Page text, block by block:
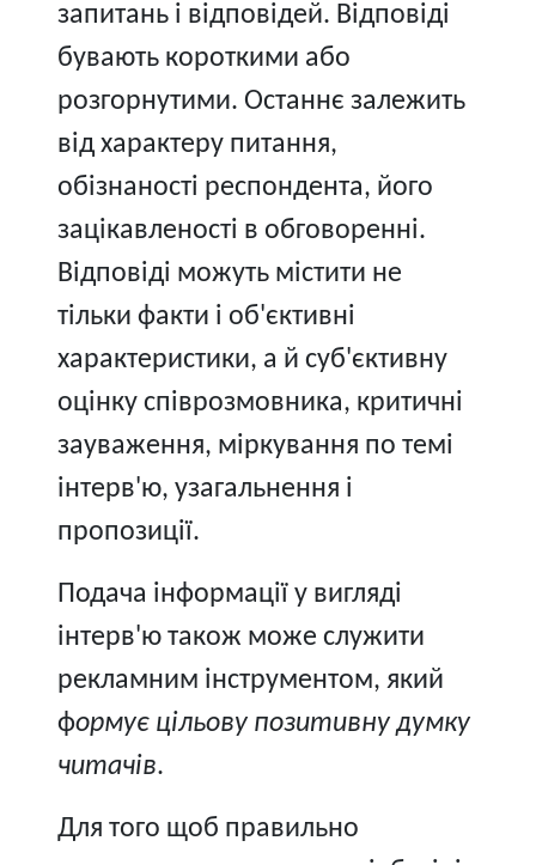
запитань і відповідей. Відповіді
бувають короткими або
розгорнутими. Останнє залежить
від характеру питання,
обізнаності респондента, його
зацікавленості в обговоренні.
Відповіді можуть містити не
тільки факти і об'єктивні
характеристики, а й суб'єктивну
оцінку співрозмовника, критичні
зауваження, міркування по темі
інтерв'ю, узагальнення і
пропозиції.
Подача інформації у вигляді
інтерв'ю також може служити
рекламним інструментом, який
формує цільову позитивну думку
читачів.
Для того щоб правильно